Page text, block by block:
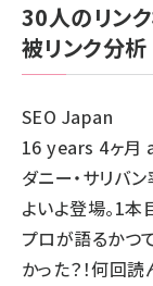
30人のリン
被リンク分
SEO Japan
16 years 4ヶ月
ダニー・サリバ
よいよ登場。1
プロが語るかつ
かった？！何回